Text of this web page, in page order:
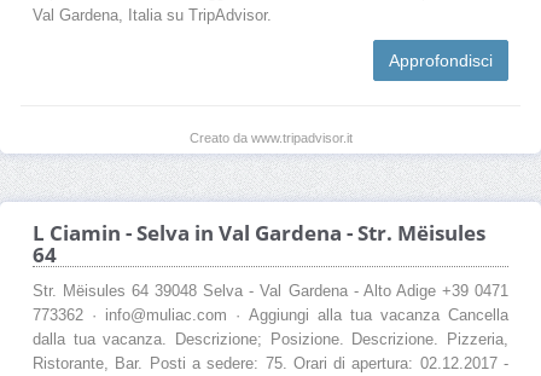
Val Gardena, Italia su TripAdvisor.
Approfondisci
Creato da www.tripadvisor.it
L Ciamin - Selva in Val Gardena - Str. Mëisules
64
Str. Mëisules 64 39048 Selva - Val Gardena - Alto Adige +39 0471
773362 · info@muliac.com · Aggiungi alla tua vacanza Cancella
dalla tua vacanza. Descrizione; Posizione. Descrizione. Pizzeria,
Ristorante, Bar. Posti a sedere: 75. Orari di apertura: 02.12.2017 -